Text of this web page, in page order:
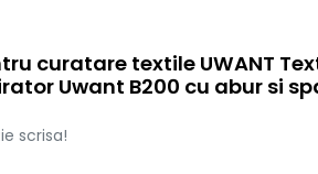
curatare textile UWANT
Uwant B200 cu abur si
scrisa!